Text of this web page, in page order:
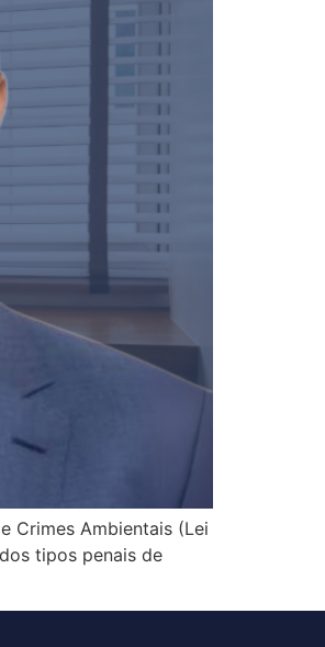
Crimes Ambientais (Lei
tipos penais de